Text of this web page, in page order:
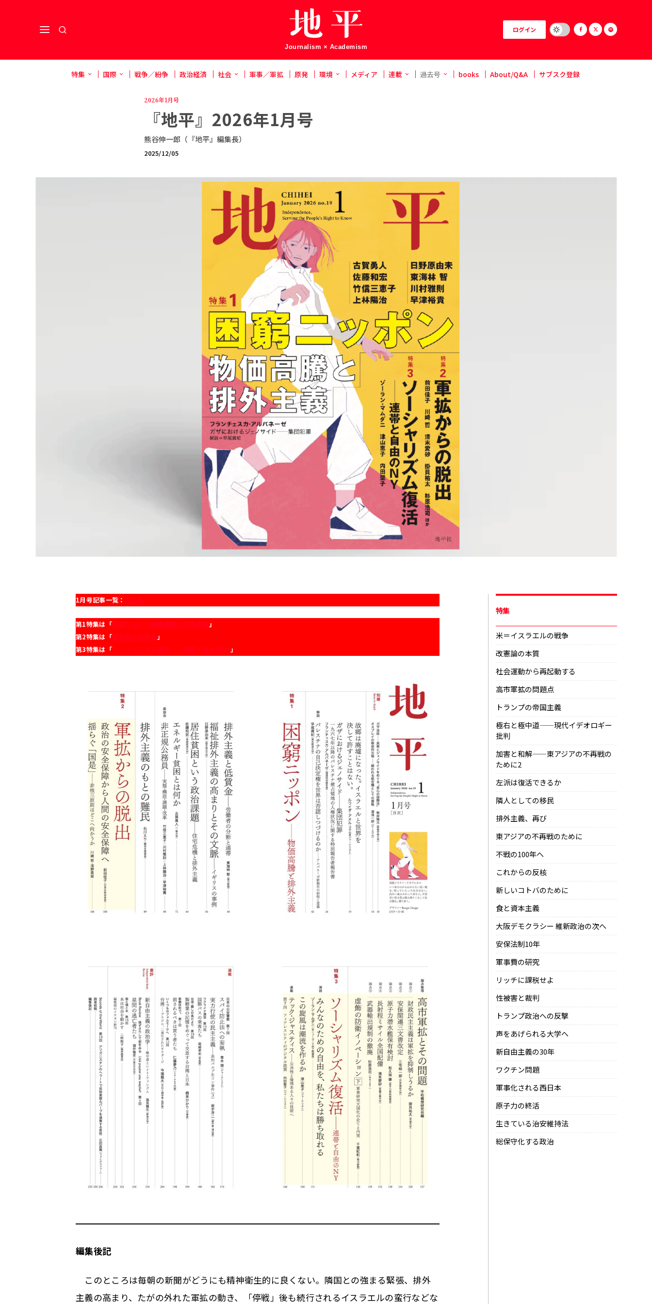
Journalism × Academism
ログイン
特集 国際 戦争／紛争 政治経済 社会 軍事／軍拡 原発 環境 メディア 連載 過去号 books About/Q&A サブスク登録
2026年1月号
『地平』2026年1月号
熊谷伸一郎（『地平』編集長）
2025/12/05
1月号記事一覧： こちら
第1特集は「困窮ニッポン――物価高騰と排外主義 」
第2特集は「軍拡からの脱出 」
第3特集は「ソーシャリズム復活——連帯と自由のNY 」
編集後記
このところは毎朝の新聞がどうにも精神衛生的に良くない。隣国との強まる緊張、排外
主義の高まり、たがの外れた軍拡の動き、「停戦」後も続行されるイスラエルの蛮行などな
特集
米＝イスラエルの戦争
改憲論の本質
社会運動から再起動する
高市軍拡の問題点
トランプの帝国主義
極右と極中道——現代イデオロギー
批判
加害と和解——東アジアの不再戦の
ために2
左派は復活できるか
隣人としての移民
排外主義、再び
東アジアの不再戦のために
不戦の100年へ
これからの反核
新しいコトバのために
食と資本主義
大阪デモクラシー 維新政治の次へ
安保法制10年
軍事費の研究
リッチに課税せよ
性被害と裁判
トランプ政治への反撃
声をあげられる大学へ
新自由主義の30年
ワクチン問題
軍事化される西日本
原子力の終活
生きている治安維持法
総保守化する政治